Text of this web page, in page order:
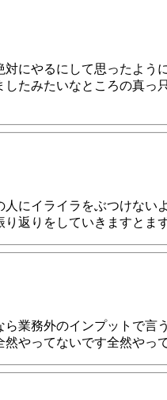
にやるにして思ったよう
したみたいなところの真っ
人にイライラをぶつけな
り返りをしていきますとま
ら業務外のインプットで
やってないです全然やっ